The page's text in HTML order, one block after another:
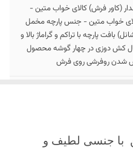
(کاور فرش) کالای خواب متین -
خواب متین - جنس پارچه مخمل
بافت پارچه با تراکم و گراماژ بالا و
کش دوزی در چهار گوشه محصول
روفرشی روی فرش
با جنسی لطیف و